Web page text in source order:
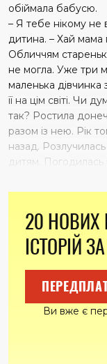
обій­мала бабусю.
– Я тебе нікому не
дитина. – Хай мама
Обличчям
не мог­ла. Уже три
маленька
її на цім світі. Чи
так? Ростила
разом із нею. Рік
назад. Розлучилась
дитям. Погодилась
20
ІСТОРІЙ
Ви вже є